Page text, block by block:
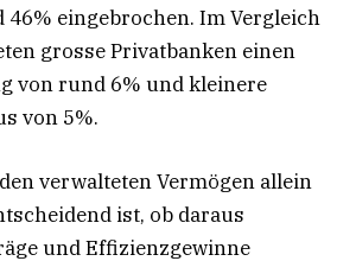
eingebrochen. Im Vergleich
grosse Privatbanken einen
von rund 6% und kleinere
von 5%.
verwalteten Vermögen allein
ist, ob daraus
und Effizienzgewinne